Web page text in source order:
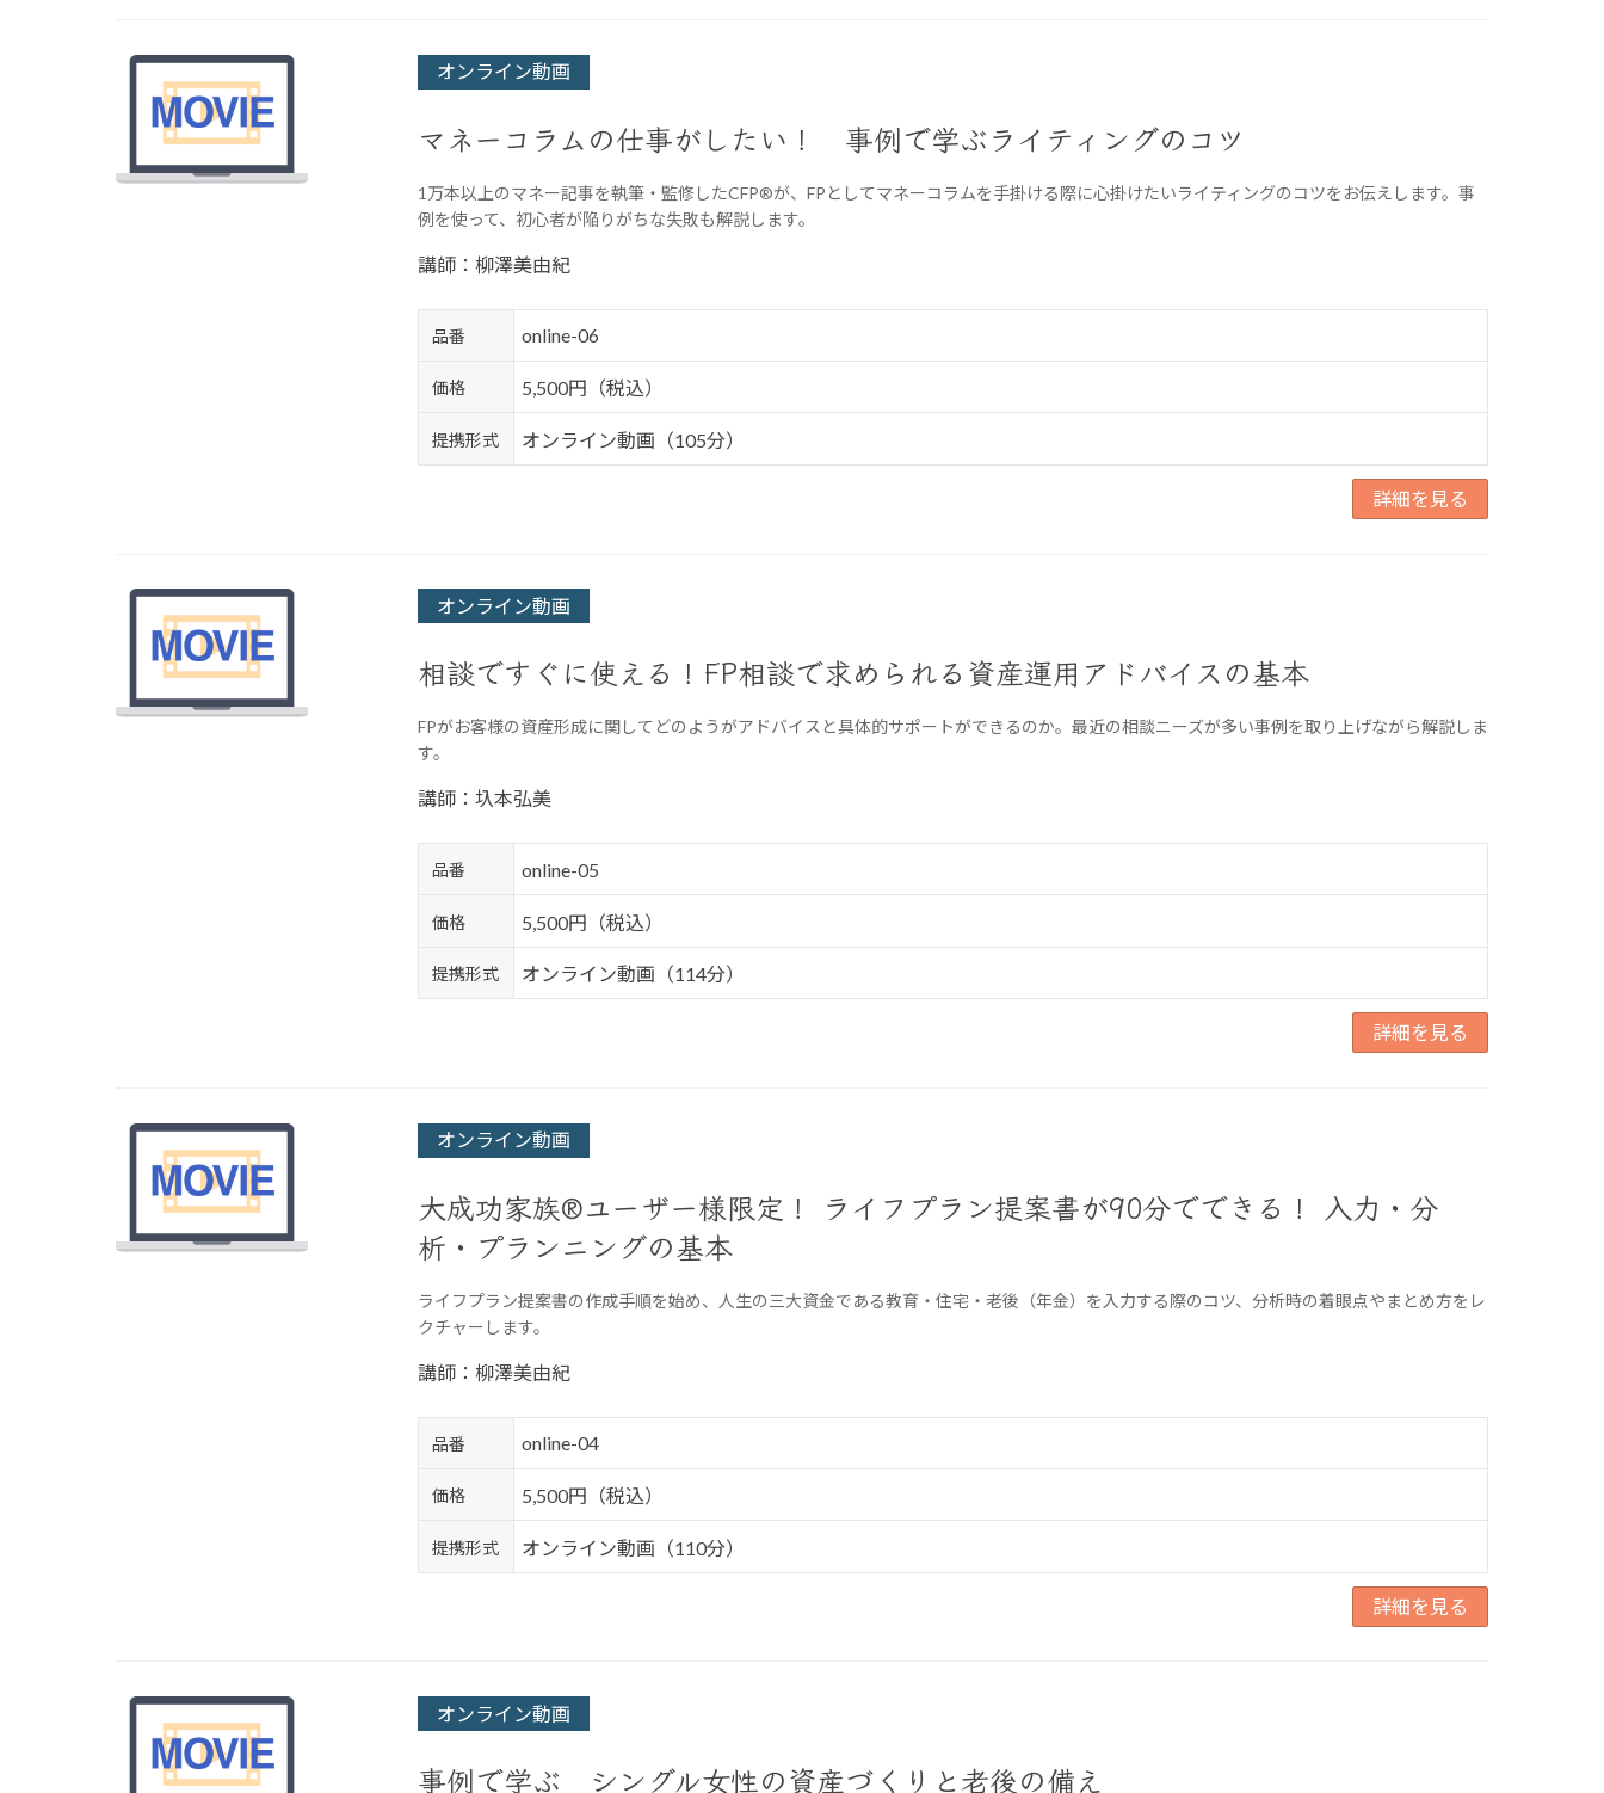
オンライン動画
マネーコラムの仕事がしたい！ 事例で学ぶライティングのコツ
1万本以上のマネー記事を執筆・監修したCFP®が、FPとしてマネーコラムを手掛ける際に心掛けたいライティングのコツをお伝えします。事
例を使って、初心者が陥りがちな失敗も解説します。
詳細を見る
講師：柳澤美由紀
品番 online-06
価格 5,500円（税込）
提携形式 オンライン動画（105分）
オンライン動画
相談ですぐに使える！FP相談で求められる資産運用アドバイスの基本
FPがお客様の資産形成に関してどのようがアドバイスと具体的サポートができるのか。最近の相談ニーズが多い事例を取り上げながら解説しま
す。
詳細を見る
講師：圦本弘美
品番 online-05
価格 5,500円（税込）
提携形式 オンライン動画（114分）
オンライン動画
大成功家族®ユーザー様限定！ ライフプラン提案書が90分でできる！ 入力・分
析・プランニングの基本
ライフプラン提案書の作成手順を始め、人生の三大資金である教育・住宅・老後（年金）を入力する際のコツ、分析時の着眼点やまとめ方をレ
クチャーします。
詳細を見る
講師：柳澤美由紀
品番 online-04
価格 5,500円（税込）
提携形式 オンライン動画（110分）
オンライン動画
事例で学ぶ シングル女性の資産づくりと老後の備え